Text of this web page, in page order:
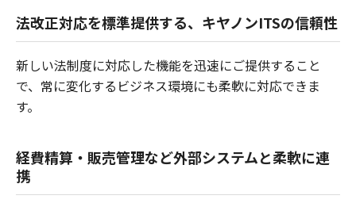
法改正対応を標準提供する、キヤノンITSの信頼性
新しい法制度に対応した機能を迅速にご提供すること
で、常に変化するビジネス環境にも柔軟に対応できま
す。
経費精算・販売管理など外部システムと柔軟に連
携